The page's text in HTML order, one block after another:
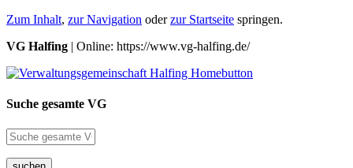
Zum Inhalt, zur Navigation oderzur Startseite springen.
VG Halfing | Online: https://www.vg-halfing.de/
Suche gesamte VG